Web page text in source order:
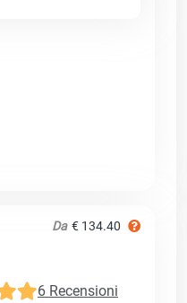
Da € 134.40
6 Recensioni